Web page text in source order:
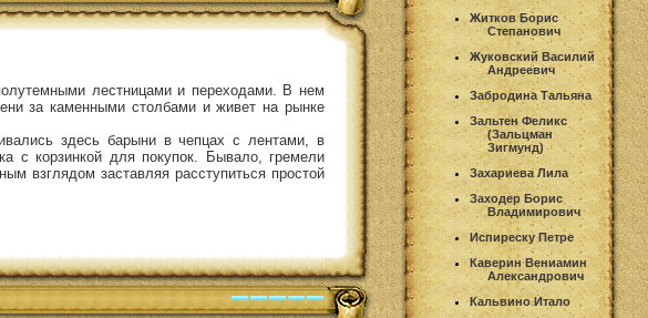
лестницами и переходами. В нем
за каменными столбами и живет на рынке
здесь барыни в чепцах с лентами, в
с корзинкой для покупок. Бывало, гремели
взглядом заставляя расступиться простой
Житков Борис
Степанович
Жуковский Василий
Андреевич
Забродина Тальяна
Зальтен Феликс
(Зальцман
Зигмунд)
Захариева Лила
Заходер Борис
Владимирович
Испиреску Петре
Каверин Вениамин
Александрович
Кальвино Итало